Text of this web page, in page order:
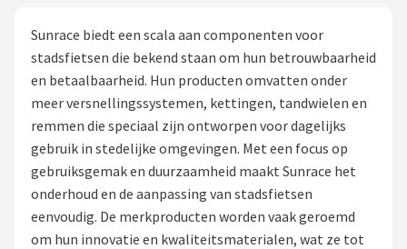
Stadsfietsen
Elektrische fietsen
Mountainbikes
Shop
POPULAIRE MERKEN
Sunrace biedt een scala aan componenten voor
stadsfietsen die bekend staan om hun betrouwbaarheid
en betaalbaarheid. Hun producten omvatten onder
meer versnellingssystemen, kettingen, tandwielen en
remmen die speciaal zijn ontworpen voor dagelijks
gebruik in stedelijke omgevingen. Met een focus op
gebruiksgemak en duurzaamheid maakt Sunrace het
onderhoud en de aanpassing van stadsfietsen
eenvoudig. De merkproducten worden vaak geroemd
om hun innovatie en kwaliteitsmaterialen, wat ze tot